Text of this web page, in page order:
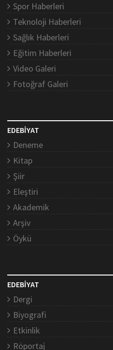
Spor Haberleri
Teknoloji Haberleri
Sağlık Haberleri
Eğitim Haberleri
Video Galeri
Fotoğraf Galeri
EDEBİYAT
Deneme
Kitap
Şiir
Eleştiri
Akademik
Arşiv
Öykü
EDEBİYAT
Dergi
Biyografi
Etkinlik
Röportaj